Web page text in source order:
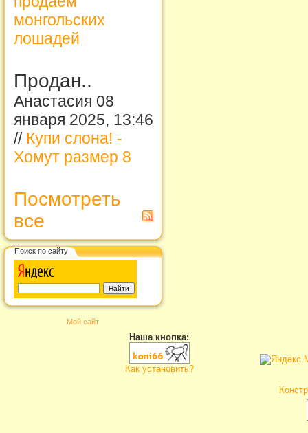
монгольских
лошадей
Продан..
Анастасия 08
января 2025, 13:46
// Купи слона! -
Хомут размер 8
Посмотреть
все
Поиск по сайту
Мой сайт
Наша кнопка:
Как установить?